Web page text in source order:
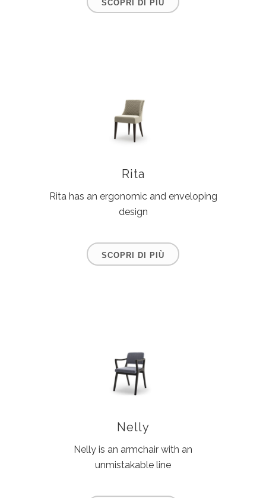
SCOPRI DI PIÙ
Rita
Rita has an ergonomic and enveloping
design
SCOPRI DI PIÙ
Nelly
Nelly is an armchair with an
unmistakable line